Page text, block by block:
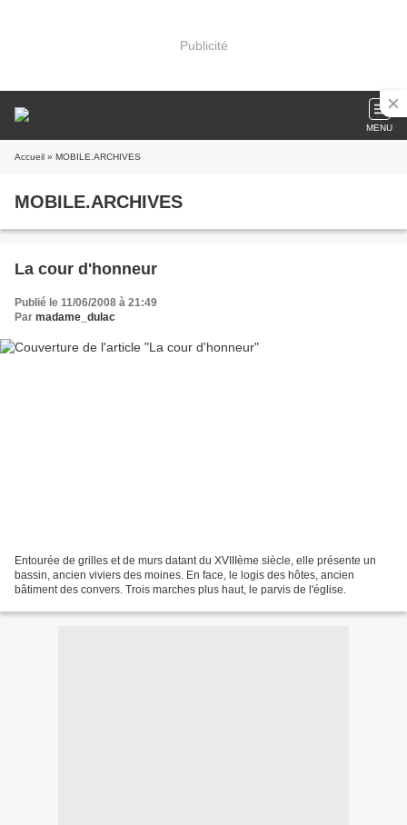
Publicité
MENU
Accueil » MOBILE.ARCHIVES
MOBILE.ARCHIVES
La cour d'honneur
Publié le 11/06/2008 à 21:49
Par madame_dulac
Entourée de grilles et de murs datant du XVIIIème siècle, elle présente un
bassin, ancien viviers des moines. En face, le logis des hôtes, ancien
bâtiment des convers. Trois marches plus haut, le parvis de l'église.